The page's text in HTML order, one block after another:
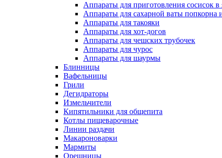
Аппараты для приготовления сосисок в
Аппараты для сахарной ваты попкорна
Аппараты для такояки
Аппараты для хот-догов
Аппараты для чешских трубочек
Аппараты для чурос
Аппараты для шаурмы
Блинницы
Вафельницы
Грили
Дегидраторы
Измельчители
Кипятильники для общепита
Котлы пищеварочные
Линии раздачи
Макароноварки
Мармиты
Орешницы